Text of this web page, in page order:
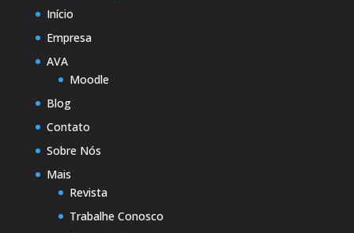
Início
Empresa
AVA
Moodle
Blog
Contato
Sobre Nós
Mais
Revista
Trabalhe Conosco